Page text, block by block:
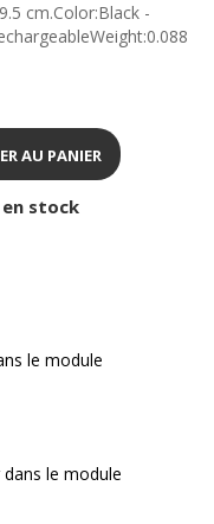
cm.Color:Black -
AU PANIER
stock
le module
le module